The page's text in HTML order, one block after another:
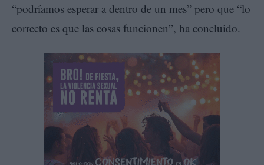
“podríamos esperar a dentro de un mes” pero que “lo
correcto es que las cosas funcionen”, ha concluido.